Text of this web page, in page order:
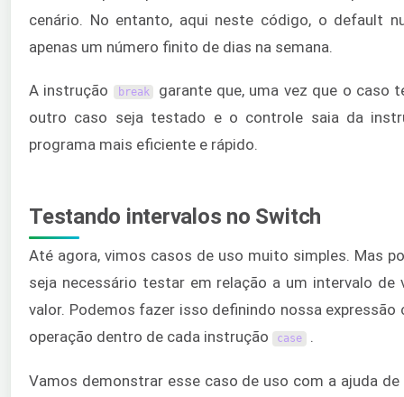
cenário. No entanto, aqui neste código, o default
apenas um número finito de dias na semana.
A instrução break
garante que, uma vez que o caso
outro caso seja testado e o controle saia da
programa mais eficiente e rápido.
Testando intervalos no Switch
Até agora, vimos casos de uso muito simples. Mas
seja necessário testar em relação a um intervalo de
valor. Podemos fazer isso definindo nossa
operação dentro de cada instrução
case .
Vamos demonstrar esse caso de uso com a ajuda